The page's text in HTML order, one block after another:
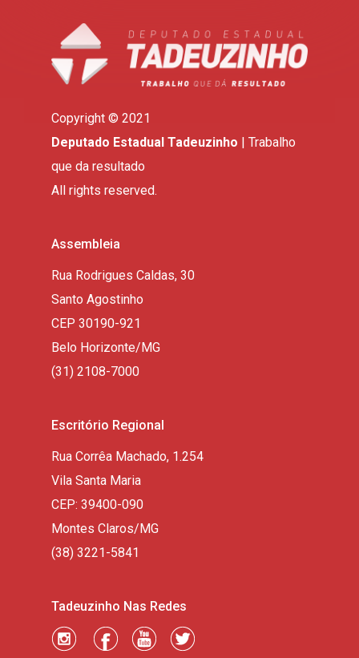
Copyright © 2021
Deputado Estadual Tadeuzinho | Trabalho
que da resultado
All rights reserved.
Assembleia
Rua Rodrigues Caldas, 30
Santo Agostinho
CEP 30190-921
Belo Horizonte/MG
(31) 2108-7000
Escritório Regional
Rua Corrêa Machado, 1.254
Vila Santa Maria
CEP: 39400-090
Montes Claros/MG
(38) 3221-5841
Tadeuzinho Nas Redes